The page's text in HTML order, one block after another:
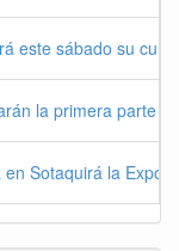
este sábado su
la primera parte
Sotaquirá la